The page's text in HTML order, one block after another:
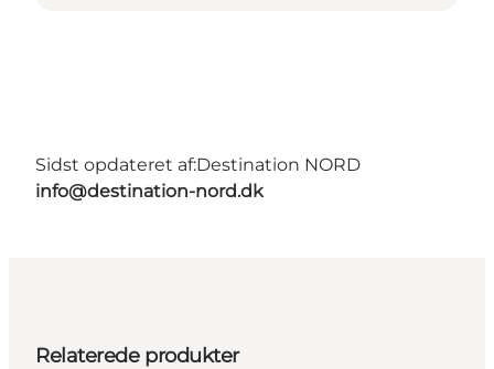
Sidst opdateret af:Destination NORD
info@destination-nord.dk
Relaterede produkter